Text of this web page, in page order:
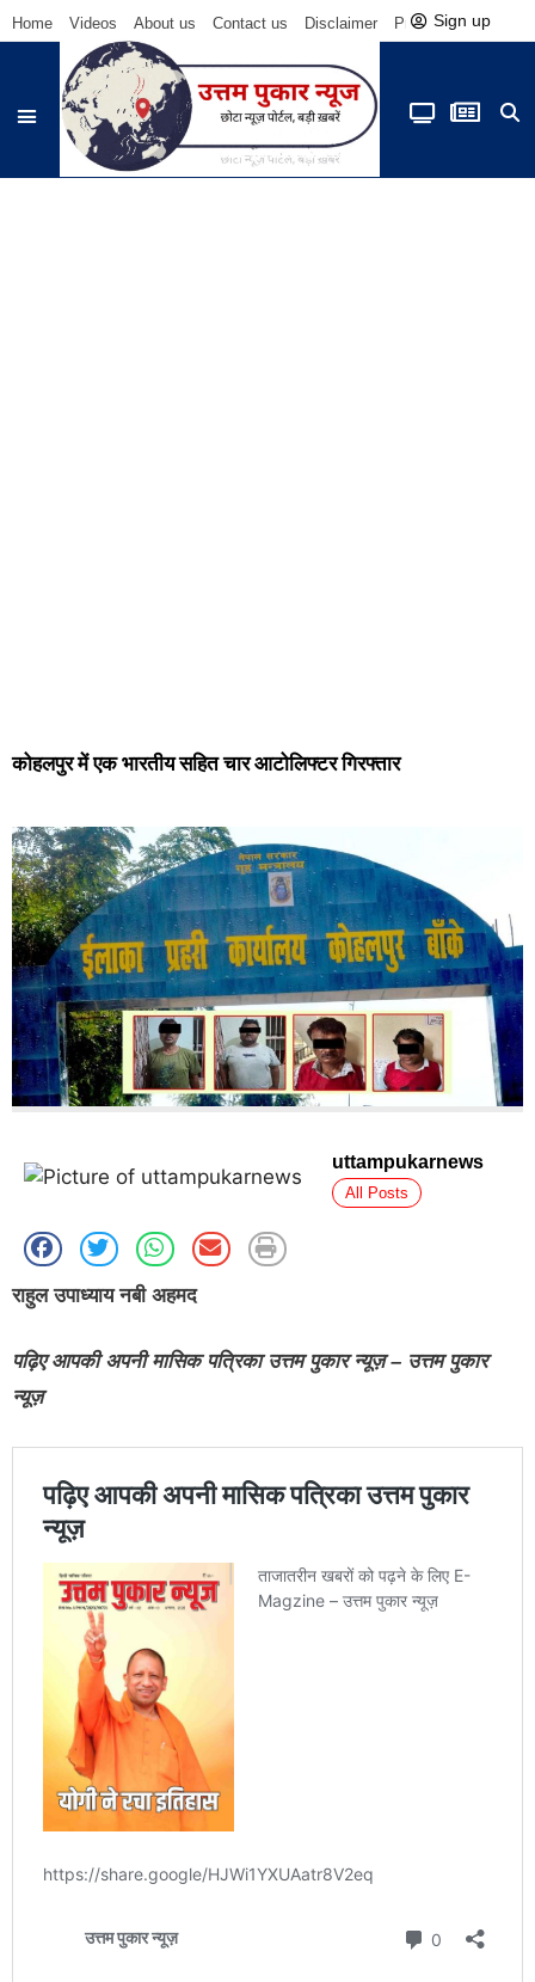
Home Videos About us Contact us Disclaimer Privacy Policy
Sign up
कोहलपुर में एक भारतीय सहित चार आटोलिफ्टर गिरफ्तार
uttampukarnews
All Posts
राहुल उपाध्याय नबी अहमद
पढ़िए आपकी अपनी मासिक पत्रिका उत्तम पुकार न्यूज़ – उत्तम पुकार
न्यूज़